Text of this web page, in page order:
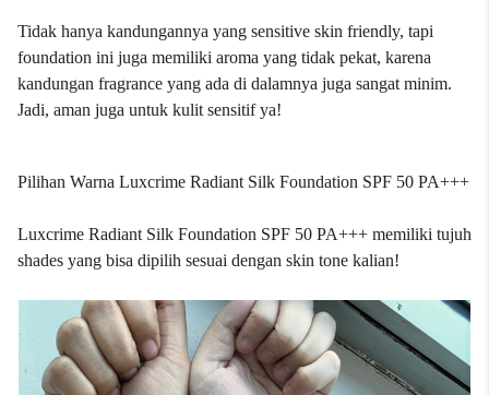
Tidak hanya kandungannya yang sensitive skin friendly, tapi
foundation ini juga memiliki aroma yang tidak pekat, karena
kandungan fragrance yang ada di dalamnya juga sangat minim.
Jadi, aman juga untuk kulit sensitif ya!
Pilihan Warna Luxcrime Radiant Silk Foundation SPF 50 PA+++
Luxcrime Radiant Silk Foundation SPF 50 PA+++ memiliki tujuh
shades yang bisa dipilih sesuai dengan skin tone kalian!